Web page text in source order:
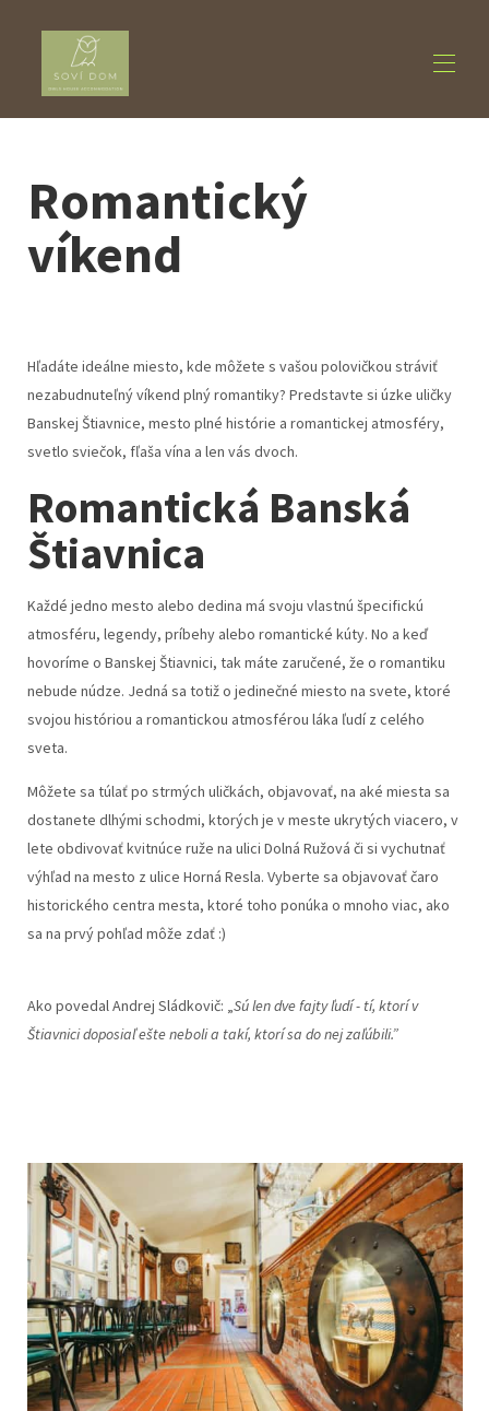
Accommodation
About us ▾
Romantický
víkend
Hľadáte ideálne miesto, kde môžete s vašou polovičkou stráviť
nezabudnuteľný víkend plný romantiky? Predstavte si úzke uličky
Banskej Štiavnice, mesto plné histórie a romantickej atmosféry,
svetlo sviečok, fľaša vína a len vás dvoch.
Romantická Banská
Štiavnica
Každé jedno mesto alebo dedina má svoju vlastnú špecifickú
atmosféru, legendy, príbehy alebo romantické kúty. No a keď
hovoríme o Banskej Štiavnici, tak máte zaručené, že o romantiku
nebude núdze. Jedná sa totiž o jedinečné miesto na svete, ktoré
svojou históriou a romantickou atmosférou láka ľudí z celého
sveta.
Môžete sa túlať po strmých uličkách, objavovať, na aké miesta sa
dostanete dlhými schodmi, ktorých je v meste ukrytých viacero, v
lete obdivovať kvitnúce ruže na ulici Dolná Ružová či si vychutnať
výhľad na mesto z ulice Horná Resla. Vyberte sa objavovať čaro
historického centra mesta, ktoré toho ponúka o mnoho viac, ako
sa na prvý pohľad môže zdať :)
Ako povedal Andrej Sládkovič: „Sú len dve fajty ľudí - tí, ktorí v
Štiavnici doposiaľ ešte neboli a takí, ktorí sa do nej zaľúbili.”